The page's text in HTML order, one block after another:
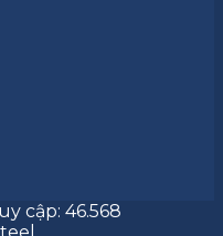
cập: 46.568